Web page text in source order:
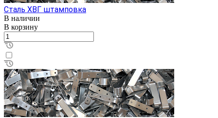
Сталь ХВГ штамповка
В наличии
В корзину